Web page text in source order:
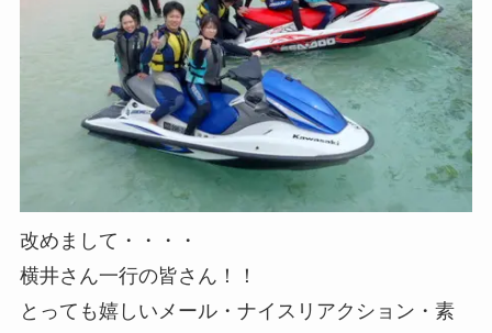
改めまして・・・・
横井さん一行の皆さん！！
とっても嬉しいメール・ナイスリアクション・素